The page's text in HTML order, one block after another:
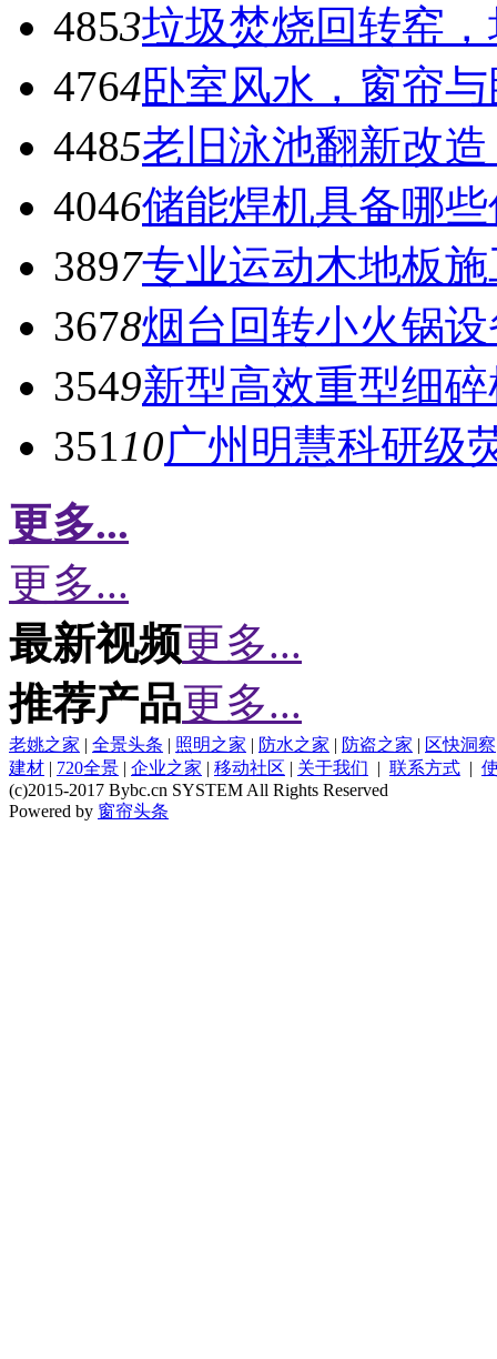
4853垃圾焚烧回转窑
4764卧室风水，窗帘
4485老旧泳池翻新改
4046储能焊机具备哪
3897专业运动木地板
3678烟台回转小火锅
3549新型高效重型细
35110广州明慧科研级
更多...
更多...
最新视频更多...
推荐产品更多...
老姚之家 | 全景头条 | 照明之家 | 防水之家 | 防盗之家 | 区快洞察
建材 | 720全景 | 企业之家 | 移动社区 | 关于我们 | 联系方式 |
(c)2015-2017 Bybc.cn SYSTEM All Rights Reserved
Powered by 窗帘头条